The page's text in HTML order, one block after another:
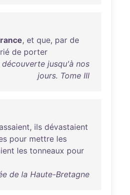
, et que, par de
de porter
découverte jusqu'à nos
jours. Tome III
, ils dévastaient
pour mettre les
les tonneaux pour
de la Haute-Bretagne